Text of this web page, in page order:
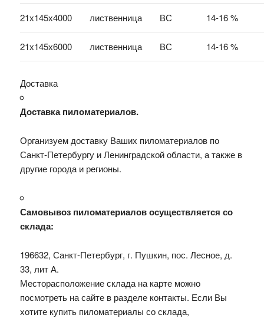
21х145х4000 лиственница ВС 14-16 %
21х145х6000 лиственница ВС 14-16 %
Доставка
Доставка пиломатериалов.
Организуем доставку Ваших пиломатериалов по
Санкт-Петербургу и Ленинградской области, а также в
другие города и регионы.
Самовывоз пиломатериалов осуществляется со
склада:
196632, Санкт-Петербург, г. Пушкин, пос. Лесное, д.
33, лит А.
Месторасположение склада на карте можно
посмотреть на сайте в разделе контакты. Если Вы
хотите купить пиломатериалы со склада,